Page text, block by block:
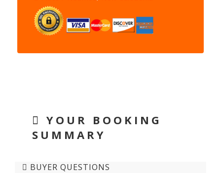
YOUR BOOKING
SUMMARY
BUYER QUESTIONS